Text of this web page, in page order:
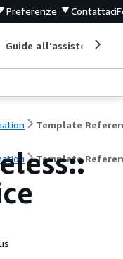
Preferenze Contattaci
Guide all'assistenza
Template
Template